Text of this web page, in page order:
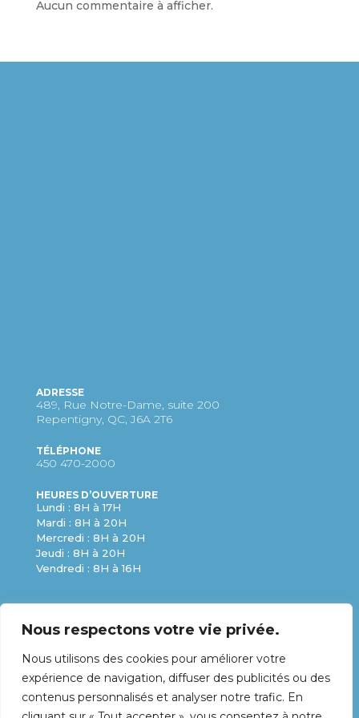
Nous respectons votre vie privée.
Nous utilisons des cookies pour améliorer votre
expérience de navigation, diffuser des publicités ou des
contenus personnalisés et analyser notre trafic. En
Aucun commentaire à afficher.
HEURES D’OUVERTURE
Lundi : 8H à 17H
Mardi : 8H à 20H
Mercredi : 8H à 20H
Jeudi : 8H à 20H
Vendredi : 8H à 16H
ADRESSE
489, Rue Notre-Dame, suite 200
Repentigny, QC, J6A 2T6
TÉLÉPHONE
450 470-2000